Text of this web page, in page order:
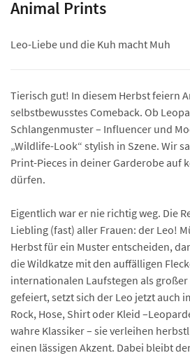
Animal Prints
Leo-Liebe und die Kuh macht Muh
Tierisch gut! In diesem Herbst feiern
selbstbewusstes Comeback. Ob
Schlangenmuster – Influencer und
„Wildlife-Look“ stylish in Szene. Wir
Print-Pieces in deiner Garderobe auf
dürfen.
Eigentlich war er nie richtig weg. Die
Liebling (fast) aller Frauen: der Leo!
Herbst für ein Muster entscheiden,
die Wildkatze mit den auffälligen
internationalen Laufstegen als
gefeiert, setzt sich der Leo jetzt auch
Rock, Hose, Shirt oder Kleid
wahre Klassiker – sie verleihen
einen lässigen Akzent. Dabei bleibt